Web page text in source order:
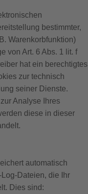
bestimmter,
Warenkorbfunktion)
von Art. 6 Abs. 1 lit. f
hat ein berechtigtes
zur technisch
seiner Dienste.
Analyse Ihres
diese in dieser
automatisch
Dateien, die Ihr
Dies sind: